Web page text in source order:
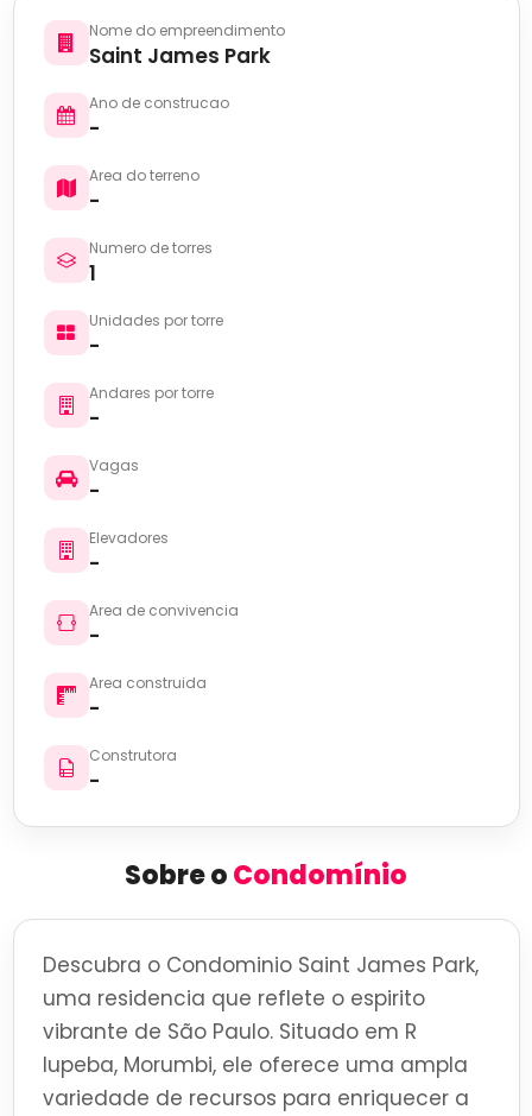
Nome do empreendimento
Saint James Park
Ano de construcao
-
Area do terreno
-
Numero de torres
1
Unidades por torre
-
Andares por torre
-
Vagas
-
Elevadores
-
Area de convivencia
-
Area construida
-
Construtora
-
Sobre oCondomínio
Descubra o Condominio Saint James Park,
uma residencia que reflete o espirito
vibrante de São Paulo. Situado em R
Iupeba, Morumbi, ele oferece uma ampla
variedade de recursos para enriquecer a